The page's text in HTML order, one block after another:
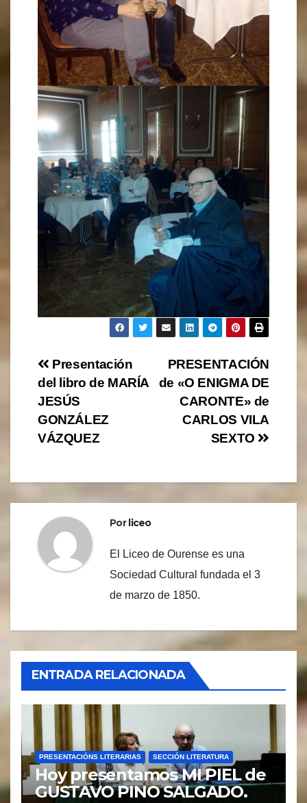
Navegación
de
entradas
PRESENTACIÓN
de «O ENIGMA DE
CARONTE» de
CARLOS VILA
SEXTO
Presentación
del libro de MARÍA
JESÚS
GONZÁLEZ
VÁZQUEZ
Porliceo
El Liceo de Ourense es una
Sociedad Cultural fundada el 3
de marzo de 1850.
ENTRADA RELACIONADA
PRESENTACIÓNS LITERARIAS SECCIÓN LITERATURA
Hoy presentamos MI PIEL de
GUSTAVO PINO SALGADO.